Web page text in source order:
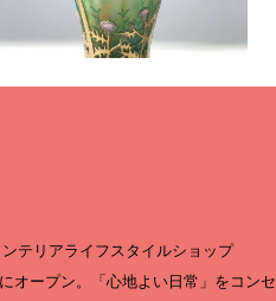
テリアライフスタイルショップ
オープン。「心地よい日常」をコンセ